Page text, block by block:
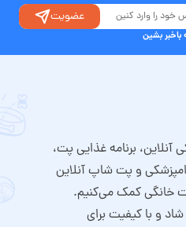
باخبر بشین
عضویت
آنلاین، برنامه غذایی پت،
و پت شاپ آنلاین
خانگی کمک می‌کنیم.
و با کیفیت برای